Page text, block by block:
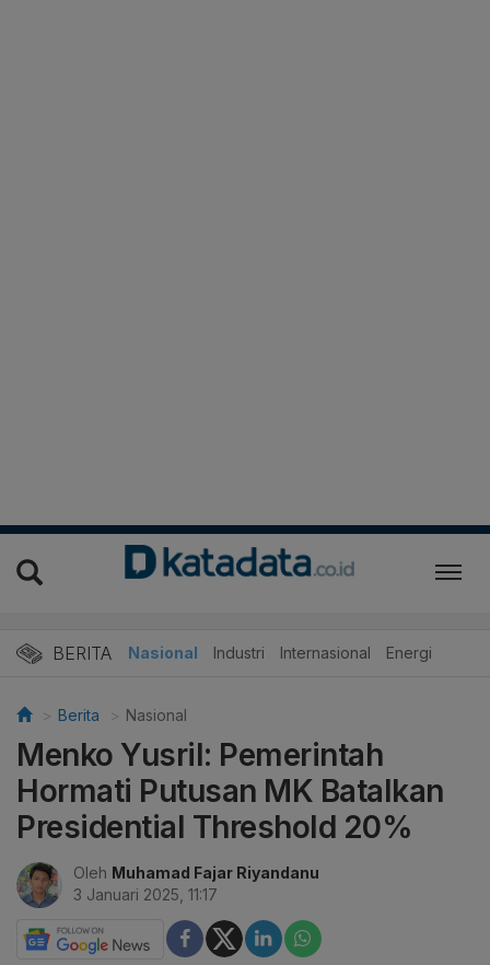
BERITA Nasional Industri Internasional Energi
Berita Nasional
Menko Yusril: Pemerintah
Hormati Putusan MK Batalkan
Presidential Threshold 20%
Oleh Muhamad Fajar Riyandanu
3 Januari 2025, 11:17